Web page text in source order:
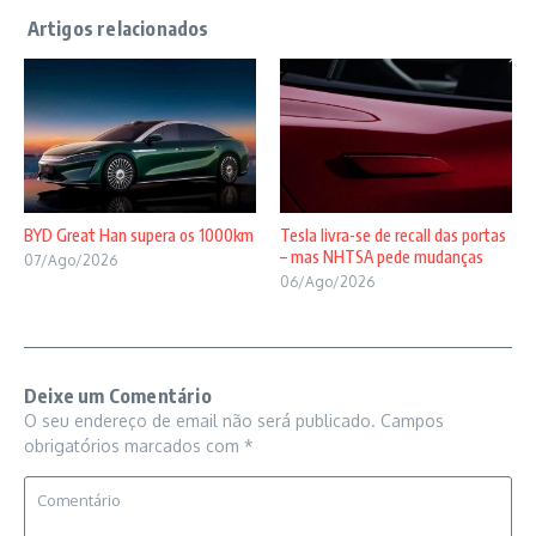
BYD Great Han supera os 1000km
07/Ago/2026
Tesla livra-se de recall das portas
– mas NHTSA pede mudanças
06/Ago/2026
Deixe um Comentário
O seu endereço de email não será publicado. Campos
obrigatórios marcados com *